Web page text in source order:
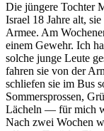
Die jüngere Tochter
Israel 18 Jahre alt,
Armee. Am
einem Gewehr. Ich
solche junge Leute
fahren sie von der
schliefen sie im Bus
Sommersprossen,
Lächeln — für mich
Nach zwei Wochen